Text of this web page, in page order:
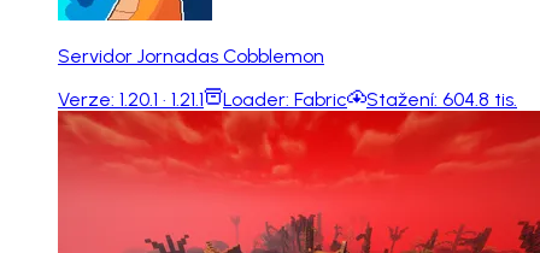
Servidor Jornadas Cobblemon
Verze: 1.20.1 · 1.21.1 Loader: Fabric Stažení: 604.8 tis.